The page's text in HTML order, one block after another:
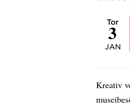
tor
3
JAN
Kreativ